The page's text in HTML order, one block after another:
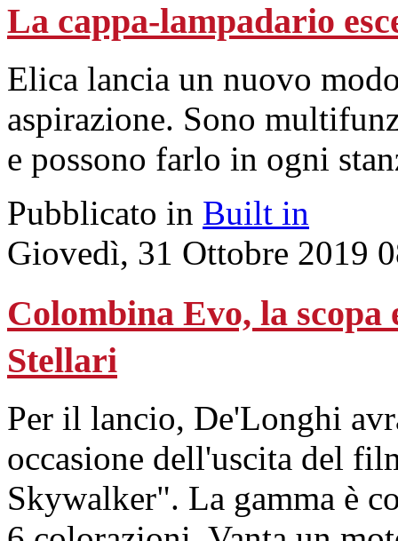
La cappa-lampadario
Elica lancia un nuovo
aspirazione. Sono
e possono farlo in ogni
Pubblicato in Built in
Giovedì, 31 Ottobre 2019
Colombina Evo, la
Stellari
Per il lancio, De'Longhi
occasione dell'uscita del
Skywalker". La gamma è